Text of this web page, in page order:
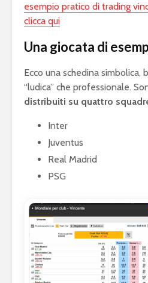
esempio pratico di trading
clicca qui
Una giocata di
Ecco una schedina simbolica,
“ludica” che professionale.
distribuiti su quattro
Inter
Juventus
Real Madrid
PSG